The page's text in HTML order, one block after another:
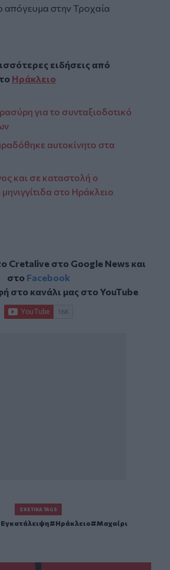
απόγευμα στην Τροχαία
ειδήσεις από
Ηράκλειο
για το συνταξιοδοτικό
αυτοκίνητο στα
και σε καταστολή ο
στο Ηράκλειο
Cretalive στο Google Newsκαι
στο Facebook
στο κανάλι μας στοYouTube
ΣΧΕΤΙΚΆ TAGS
Εγκατάλειψη Ηράκλειο Μαχαίρι